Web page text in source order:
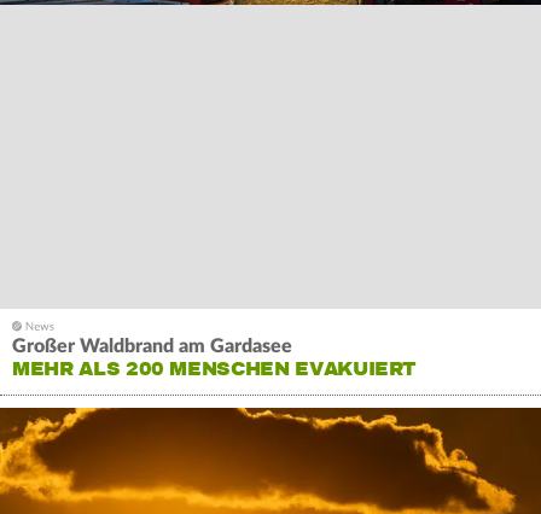
Großer Waldbrand am Gardasee
MEHR ALS 200 MENSCHEN EVAKUIERT